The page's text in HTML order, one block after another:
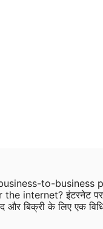
to-business
internet? इंटरनेट पर
और बिक्री के लिए एक